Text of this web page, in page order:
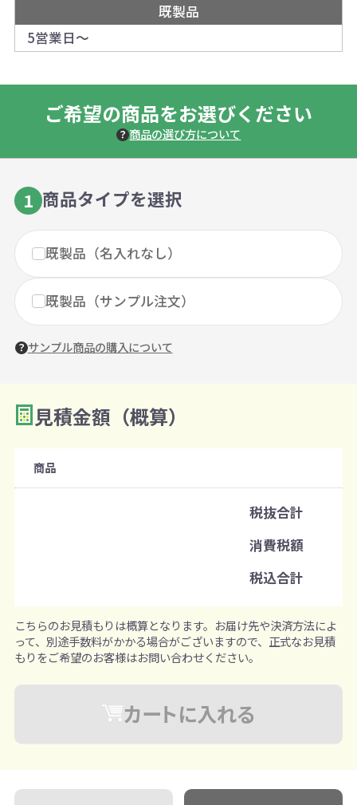
既製品
5営業日～
ご希望の商品をお選びください
商品の選び方について
1 商品タイプを選択
既製品（名入れなし）
既製品（サンプル注文）
サンプル商品の購入について
2 数量を入力
購入条件
見積金額（概算）
商品
税抜合計
消費税額
税込合計
こちらのお見積もりは概算となります。お届け先や決済方法によ
って、別途手数料がかかる場合がございますので、正式なお見積
もりをご希望のお客様はお問い合わせください。
カートに入れる